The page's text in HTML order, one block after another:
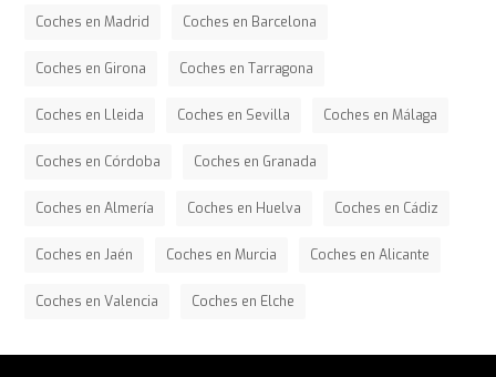
Coches en Madrid Coches en Barcelona
Coches en Girona Coches en Tarragona
Coches en Lleida Coches en Sevilla Coches en Málaga
Coches en Córdoba Coches en Granada
Coches en Almería Coches en Huelva Coches en Cádiz
Coches en Jaén Coches en Murcia Coches en Alicante
Coches en Valencia Coches en Elche